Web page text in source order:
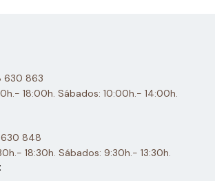
630 863
18:00h. Sábados: 10:00h.- 14:00h.
848
18:30h. Sábados: 9:30h.- 13:30h.